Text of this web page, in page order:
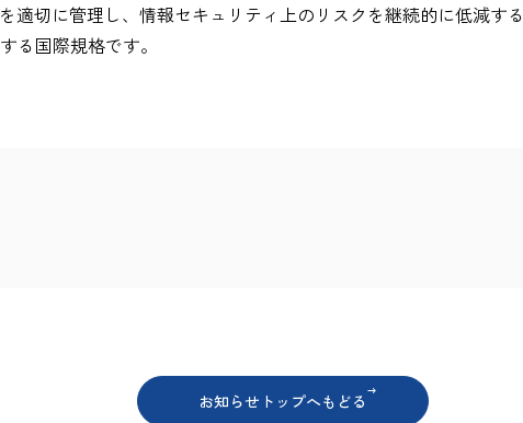
適切に管理し、情報セキュリティ上のリスクを継続的に低減する
る国際規格です。
ア
ェア
お知らせトップへもどる